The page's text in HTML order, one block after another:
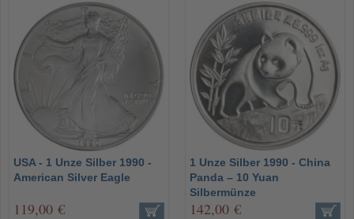
USA - 1 Unze Silber 1990 -
American Silver Eagle
119,00 €
1 Unze Silber 1990 - China
Panda – 10 Yuan
Silbermünze
142,00 €